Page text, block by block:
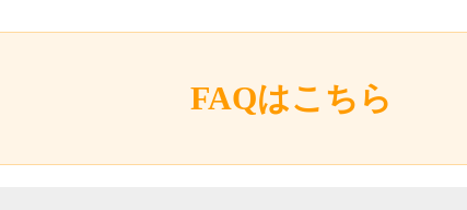
FAQはこちら